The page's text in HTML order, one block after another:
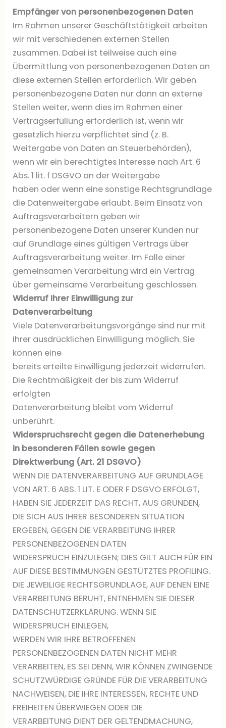
Empfänger von personenbezogenen Daten
Im Rahmen unserer Geschäftstätigkeit arbeiten
wir mit verschiedenen externen Stellen
zusammen. Dabei ist teilweise auch eine
Übermittlung von personenbezogenen Daten an
diese externen Stellen erforderlich. Wir geben
personenbezogene Daten nur dann an externe
Stellen weiter, wenn dies im Rahmen einer
Vertragserfüllung erforderlich ist, wenn wir
gesetzlich hierzu verpflichtet sind (z. B.
Weitergabe von Daten an Steuerbehörden),
wenn wir ein berechtigtes Interesse nach Art. 6
Abs. 1 lit. f DSGVO an der Weitergabe
haben oder wenn eine sonstige Rechtsgrundlage
die Datenweitergabe erlaubt. Beim Einsatz von
Auftragsverarbeitern geben wir
personenbezogene Daten unserer Kunden nur
auf Grundlage eines gültigen Vertrags über
Auftragsverarbeitung weiter. Im Falle einer
gemeinsamen Verarbeitung wird ein Vertrag
über gemeinsame Verarbeitung geschlossen.
Widerruf Ihrer Einwilligung zur
Datenverarbeitung
Viele Datenverarbeitungsvorgänge sind nur mit
Ihrer ausdrücklichen Einwilligung möglich. Sie
können eine
bereits erteilte Einwilligung jederzeit widerrufen.
Die Rechtmäßigkeit der bis zum Widerruf
erfolgten
Datenverarbeitung bleibt vom Widerruf
unberührt.
Widerspruchsrecht gegen die Datenerhebung
in besonderen Fällen sowie gegen
Direktwerbung (Art. 21 DSGVO)
WENN DIE DATENVERARBEITUNG AUF GRUNDLAGE
VON ART. 6 ABS. 1 LIT. E ODER F DSGVO ERFOLGT,
HABEN SIE JEDERZEIT DAS RECHT, AUS GRÜNDEN,
DIE SICH AUS IHRER BESONDEREN SITUATION
ERGEBEN, GEGEN DIE VERARBEITUNG IHRER
PERSONENBEZOGENEN DATEN
WIDERSPRUCH EINZULEGEN; DIES GILT AUCH FÜR EIN
AUF DIESE BESTIMMUNGEN GESTÜTZTES PROFILING.
DIE JEWEILIGE RECHTSGRUNDLAGE, AUF DENEN EINE
VERARBEITUNG BERUHT, ENTNEHMEN SIE DIESER
DATENSCHUTZERKLÄRUNG. WENN SIE
WIDERSPRUCH EINLEGEN,
WERDEN WIR IHRE BETROFFENEN
PERSONENBEZOGENEN DATEN NICHT MEHR
VERARBEITEN, ES SEI DENN, WIR KÖNNEN ZWINGENDE
SCHUTZWÜRDIGE GRÜNDE FÜR DIE VERARBEITUNG
NACHWEISEN, DIE IHRE INTERESSEN, RECHTE UND
FREIHEITEN ÜBERWIEGEN ODER DIE
VERARBEITUNG DIENT DER GELTENDMACHUNG,